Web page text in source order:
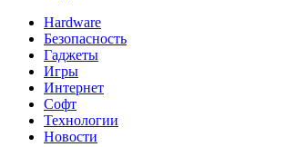
Hardware
Безопасность
Гаджеты
Игры
Интернет
Софт
Технологии
Новости